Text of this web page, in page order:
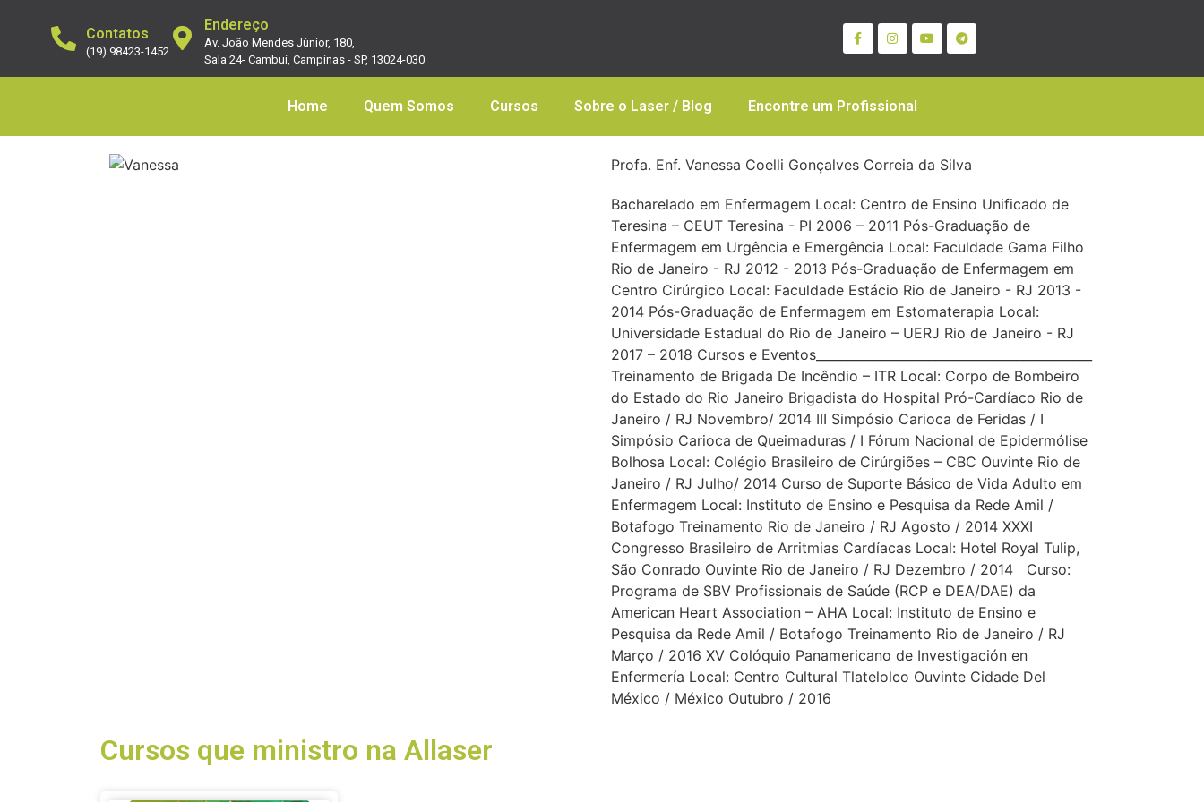
Contatos
(19) 98423-1452
Endereço
Av. João Mendes Júnior, 180,
Sala 24- Cambuí, Campinas - SP, 13024-030
Home Quem Somos Cursos Sobre o Laser / Blog Encontre um Profissional
Profa. Enf. Vanessa Coelli Gonçalves Correia da Silva
Bacharelado em Enfermagem Local: Centro de Ensino Unificado de
Teresina – CEUT Teresina - PI 2006 – 2011 Pós-Graduação de
Enfermagem em Urgência e Emergência Local: Faculdade Gama Filho
Rio de Janeiro - RJ 2012 - 2013 Pós-Graduação de Enfermagem em
Centro Cirúrgico Local: Faculdade Estácio Rio de Janeiro - RJ 2013 -
2014 Pós-Graduação de Enfermagem em Estomaterapia Local:
Universidade Estadual do Rio de Janeiro – UERJ Rio de Janeiro - RJ
2017 – 2018 Cursos e Eventos____________________________________________
Treinamento de Brigada De Incêndio – ITR Local: Corpo de Bombeiro
do Estado do Rio Janeiro Brigadista do Hospital Pró-Cardíaco Rio de
Janeiro / RJ Novembro/ 2014 III Simpósio Carioca de Feridas / I
Simpósio Carioca de Queimaduras / I Fórum Nacional de Epidermólise
Bolhosa Local: Colégio Brasileiro de Cirúrgiões – CBC Ouvinte Rio de
Janeiro / RJ Julho/ 2014 Curso de Suporte Básico de Vida Adulto em
Enfermagem Local: Instituto de Ensino e Pesquisa da Rede Amil /
Botafogo Treinamento Rio de Janeiro / RJ Agosto / 2014 XXXI
Congresso Brasileiro de Arritmias Cardíacas Local: Hotel Royal Tulip,
São Conrado Ouvinte Rio de Janeiro / RJ Dezembro / 2014 Curso:
Programa de SBV Profissionais de Saúde (RCP e DEA/DAE) da
American Heart Association – AHA Local: Instituto de Ensino e
Pesquisa da Rede Amil / Botafogo Treinamento Rio de Janeiro / RJ
Março / 2016 XV Colóquio Panamericano de Investigación en
Enfermería Local: Centro Cultural Tlatelolco Ouvinte Cidade Del
México / México Outubro / 2016
Cursos que ministro na Allaser